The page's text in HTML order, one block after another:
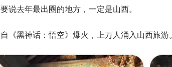
要说去年最出圈的地方，一定是山西。
自《黑神话：悟空》爆火，上万人涌入山西旅游。